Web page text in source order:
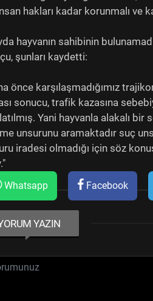
hakları kadar korunmalı ve
hayvanın sahibinin
şunları kaydetti:
önce karşılaşmadığımız
sonucu, trafik kazasına
Yani hayvanla alakalı
unsurunu aramaktadır suç
iradesi olmadığı için söz
Whatsapp Facebook
YAZIN